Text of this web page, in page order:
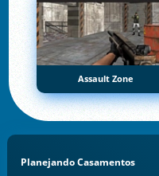
Assault Zone
Planejando Casamentos